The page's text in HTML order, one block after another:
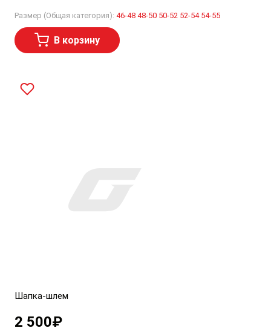
Размер (Общая категория): 46-48 48-50 50-52 52-54 54-55
В корзину
Шапка-шлем
2 500₽